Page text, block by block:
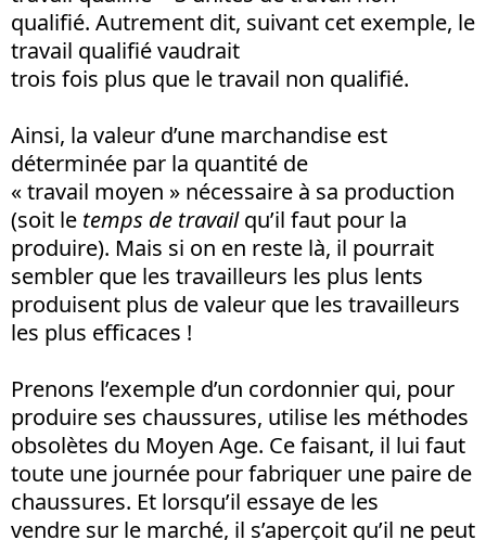
qualifié. Autrement dit, suivant cet exemple, le
travail qualifié vaudrait
trois fois plus que le travail non qualifié.
Ainsi, la valeur d’une marchandise est
déterminée par la quantité de
« travail moyen » nécessaire à sa production
(soit le temps de travailqu’il faut pour la
produire). Mais si on en reste là, il pourrait
sembler que les travailleurs les plus lents
produisent plus de valeur que les travailleurs
les plus efficaces !
Prenons l’exemple d’un cordonnier qui, pour
produire ses chaussures, utilise les méthodes
obsolètes du Moyen Age. Ce faisant, il lui faut
toute une journée pour fabriquer une paire de
chaussures. Et lorsqu’il essaye de les
vendre sur le marché, il s’aperçoit qu’il ne peut